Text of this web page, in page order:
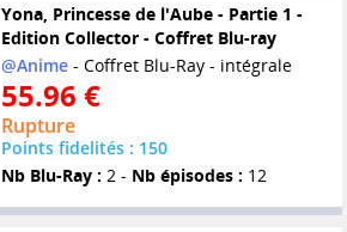
Yona, Princesse de l'Aube - Partie 1 -
Edition Collector - Coffret Blu-ray
@Anime- Coffret Blu-Ray - intégrale
55.96 €
Rupture
Points fidelités : 150
Nb Blu-Ray : 2 - Nb épisodes : 12